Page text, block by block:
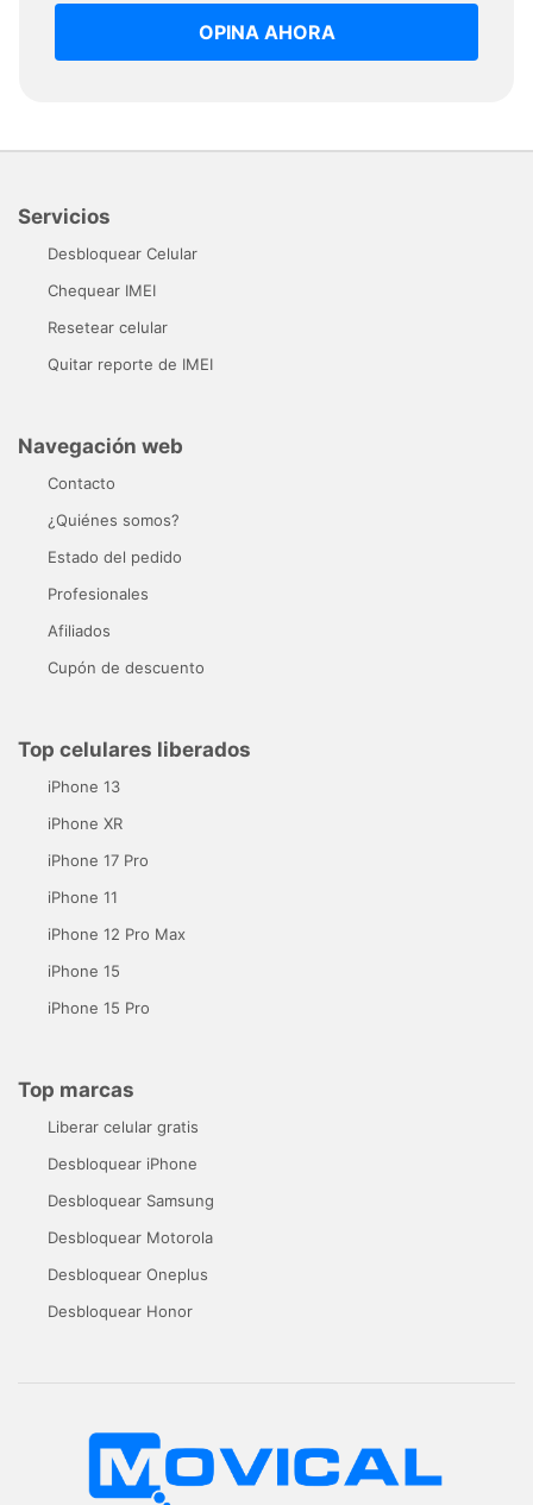
OPINA AHORA
Servicios
Desbloquear Celular
Chequear IMEI
Resetear celular
Quitar reporte de IMEI
Navegación web
Contacto
¿Quiénes somos?
Estado del pedido
Profesionales
Afiliados
Cupón de descuento
Top celulares liberados
iPhone 13
iPhone XR
iPhone 17 Pro
iPhone 11
iPhone 12 Pro Max
iPhone 15
iPhone 15 Pro
Top marcas
Liberar celular gratis
Desbloquear iPhone
Desbloquear Samsung
Desbloquear Motorola
Desbloquear Oneplus
Desbloquear Honor